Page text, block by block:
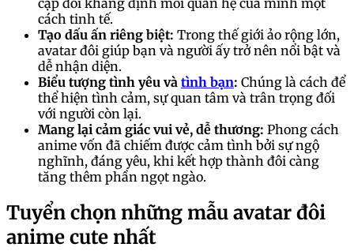
cặp đôi khẳng định mối quan hệ của mình một
cách tinh tế.
Tạo dấu ấn riêng biệt: Trong thế giới ảo rộng lớn,
avatar đôi giúp bạn và người ấy trở nên nổi bật và
dễ nhận diện.
Biểu tượng tình yêu và tình bạn: Chúng là cách để
thể hiện tình cảm, sự quan tâm và trân trọng đối
với người còn lại.
Mang lại cảm giác vui vẻ, dễ thương: Phong cách
anime vốn đã chiếm được cảm tình bởi sự ngộ
nghĩnh, đáng yêu, khi kết hợp thành đôi càng
tăng thêm phần ngọt ngào.
Tuyển chọn những mẫu avatar đôi
anime cute nhất